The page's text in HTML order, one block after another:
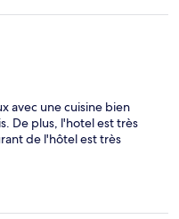
avec une cuisine bien
De plus, l'hotel est très
de l'hôtel est très